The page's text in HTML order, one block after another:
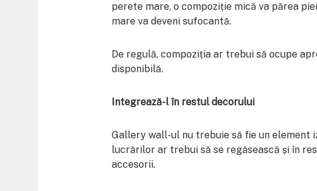
perete mare, o compoziție mică va părea
mare va deveni sufocantă.
De regulă, compoziția ar trebui să ocupe
disponibilă.
Integrează-l în restul decorului
Gallery wall-ul nu trebuie să fie un element
lucrărilor ar trebui să se regăsească și în
accesorii.